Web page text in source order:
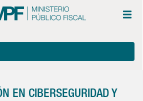
EN CIBERSEGURIDAD Y